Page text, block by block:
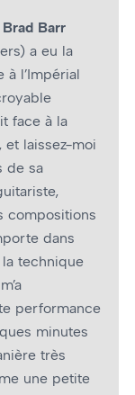
Brad Barr
a eu la
à l’Impérial
face à la
laissez-moi
de sa
compositions
dans
technique
performance
minutes
très
une petite